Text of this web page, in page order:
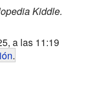
Kiddle.
a las 11:19
.